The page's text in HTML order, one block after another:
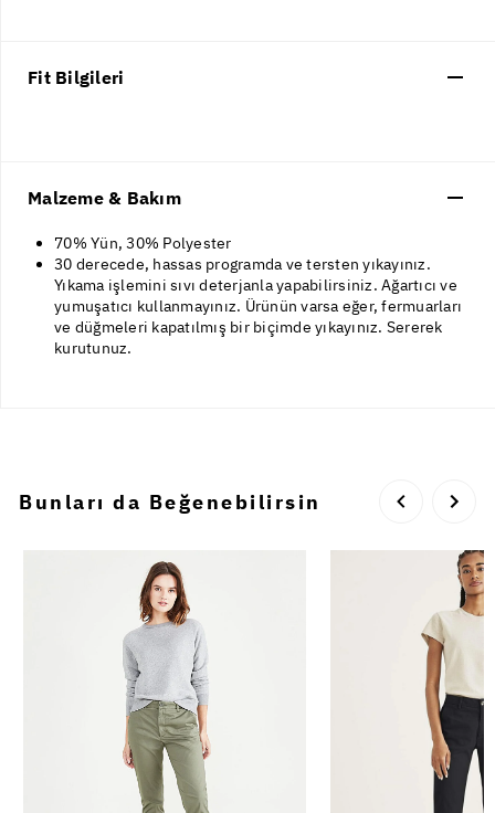
Fit Bilgileri
Malzeme & Bakım
70% Yün, 30% Polyester
30 derecede, hassas programda ve tersten yıkayınız.
Yıkama işlemini sıvı deterjanla yapabilirsiniz. Ağartıcı ve
yumuşatıcı kullanmayınız. Ürünün varsa eğer, fermuarları
ve düğmeleri kapatılmış bir biçimde yıkayınız. Sererek
kurutunuz.
Bunları da Beğenebilirsin